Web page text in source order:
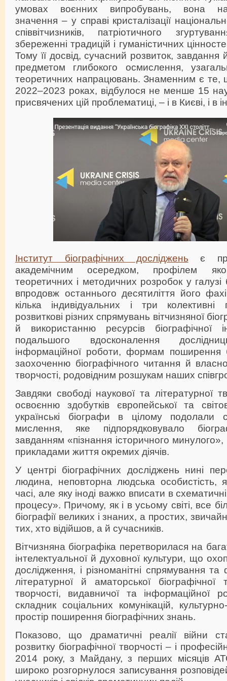
умовах воєнних випробувань, вона
значення – у справі кристалізації
співвітчизників, патріотичного
збереженні традицій і гуманістичних
Тому її досвід, сучасний розвиток, завдання
предметом глибокого осмислення,
теоретичних напрацювань. Знаменним є те,
2022–2023 роках, відбулося не менше 15
присвячених цій проблематиці, – і в Києві, і в
Інститут біографічних досліджень є
академічним осередком, профілем
теоретичних і методичних розробок у галузі
впродовж останнього десятиліття його
кілька індивідуальних і три колективні
розвиткові різних спрямувань вітчизняної
й використанню ресурсів біографічної
подальшого вдосконалення
інформаційної роботи, формам поширення
заохоченню біографічного читання й
творчості, родовідним розшукам наших
Завдяки свободі наукової та літературної
освоєнню здобутків європейської та
українські біографи в цілому подолали
мислення, яке підпорядковувало
завданням «пізнання історичного минулого»,
прикладами життя окремих діячів.
У центрі біографічних досліджень нині
людина, неповторна людська особистість,
часі, але яку іноді важко вписати в
процесу». Причому, як і в усьому світі, все
біографії великих і знаних, а простих,
тих, хто відійшов, а й сучасників.
Вітчизняна біографіка перетворилася на
інтелектуальної й духовної культури, що
дослідження, і різноманітні спрямування
літературної й аматорської біографічної
творчості, видавничої та інформаційної
складник соціальних комунікацій,
простір поширення біографічних знань.
Показово, що драматичні реалії війни
розвитку біографічної творчості – і
2014 року, з Майдану, з перших місяців
широко розгорнулося записування